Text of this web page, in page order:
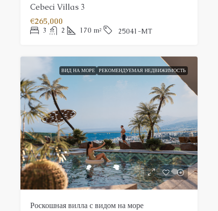
Cebeci Villas 3
€265,000
3 2 170 m² 25041-MT
ВИД НА МОРЕ РЕКОМЕНДУЕМАЯ НЕДВИЖИМОСТЬ
Роскошная вилла с видом на море